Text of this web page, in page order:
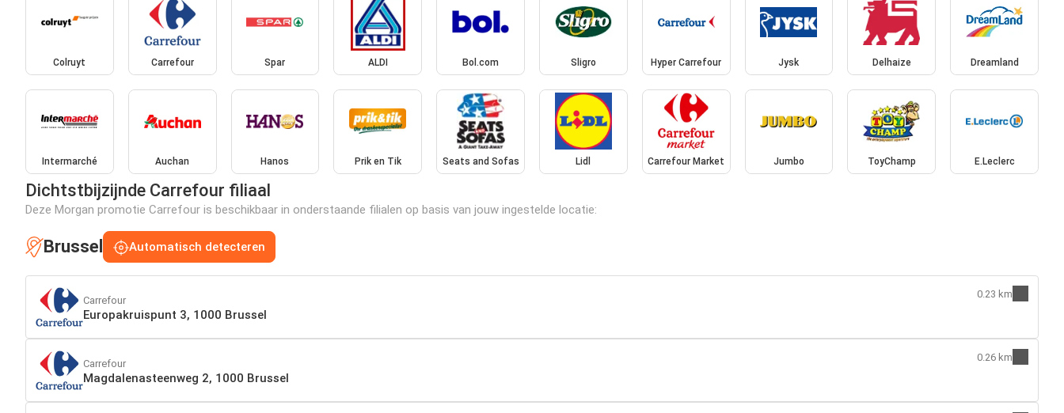
Colruyt Carrefour Spar ALDI Bol.com Sligro Hyper Carrefour Jysk Delhaize Dreamland
Intermarché Auchan Hanos Prik en Tik Seats and Sofas Lidl Carrefour Market Jumbo ToyChamp E.Leclerc
Dichtstbijzijnde Carrefour filiaal
Deze Morgan promotie Carrefour is beschikbaar in onderstaande filialen op basis van jouw ingestelde locatie:
Brussel Automatisch detecteren
Carrefour
Europakruispunt 3, 1000 Brussel
0.23 km
Carrefour
Magdalenasteenweg 2, 1000 Brussel
0.26 km